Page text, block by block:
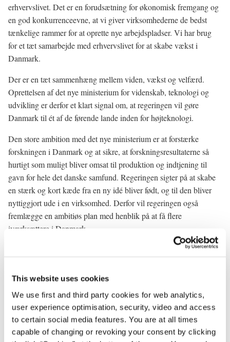
This website uses cookies
We use first and third party cookies for web analytics,
user experience optimisation, security, video and access
to certain social media features. You are at all times
capable of changing or revoking your consent by clicking
erhvervslivet. Det er en forudsætning for økonomisk fremgang og
en god konkurrenceevne, at vi giver virksomhederne de bedst
tænkelige rammer for at oprette nye arbejdspladser. Vi har brug
for et tæt samarbejde med erhvervslivet for at skabe vækst i
Danmark.
Der er en tæt sammenhæng mellem viden, vækst og velfærd.
Oprettelsen af det nye ministerium for videnskab, teknologi og
udvikling er derfor et klart signal om, at regeringen vil gøre
Danmark til ét af de førende lande inden for højteknologi.
Den store ambition med det nye ministerium er at forstærke
forskningen i Danmark og at sikre, at forskningsresultaterne så
hurtigt som muligt bliver omsat til produktion og indtjening til
gavn for hele det danske samfund. Regeringen sigter på at skabe
en stærk og kort kæde fra en ny idé bliver født, og til den bliver
nyttiggjort ude i en virksomhed. Derfor vil regeringen også
fremlægge en ambitiøs plan med henblik på at få flere
iværksættere i Danmark.
Vi må se på skattesystemet, for det skal betale sig at sætte nyt i
bliver kvalt under bjerge af papir. Der skal være bedre vilkår for at
Og hele uddannelsessystemet skal styrke en
selvstændighedskultur, hvor de unge får lyst til selv at sætte ting i